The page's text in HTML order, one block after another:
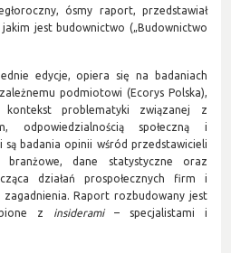
ósmy raport, przedstawiał
jest budownictwo („Budownictwo
edycje, opiera się na badaniach
podmiotowi (Ecorys Polska),
problematyki związanej z
odpowiedzialnością społeczną i
są badania opinii wśród przedstawicieli
branżowe, dane statystyczne oraz
działań prospołecznych firm i
Raport rozbudowany jest
z insiderami – specjalistami i